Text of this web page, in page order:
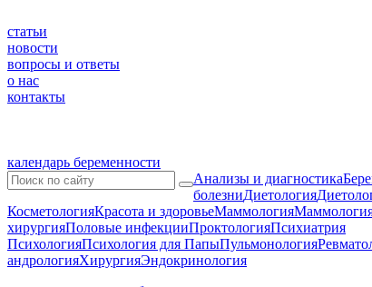
статьи
новости
вопросы и ответы
о нас
контакты
календарь беременности
Анализы и диагностика
болезниДиетология
КосметологияКрасота и здоровьеМаммология
хирургияПоловые инфекцииПроктологияПсихиатрия
ПсихологияПсихология для ПапыПульмонология
андрологияХирургияЭндокринология